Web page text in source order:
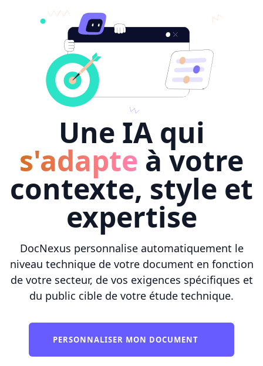
Une IA qui
s'adapte à votre
contexte, style et
expertise
DocNexus personnalise automatiquement le
niveau technique de votre document en fonction
de votre secteur, de vos exigences spécifiques et
du public cible de votre étude technique.
PERSONNALISER MON DOCUMENT